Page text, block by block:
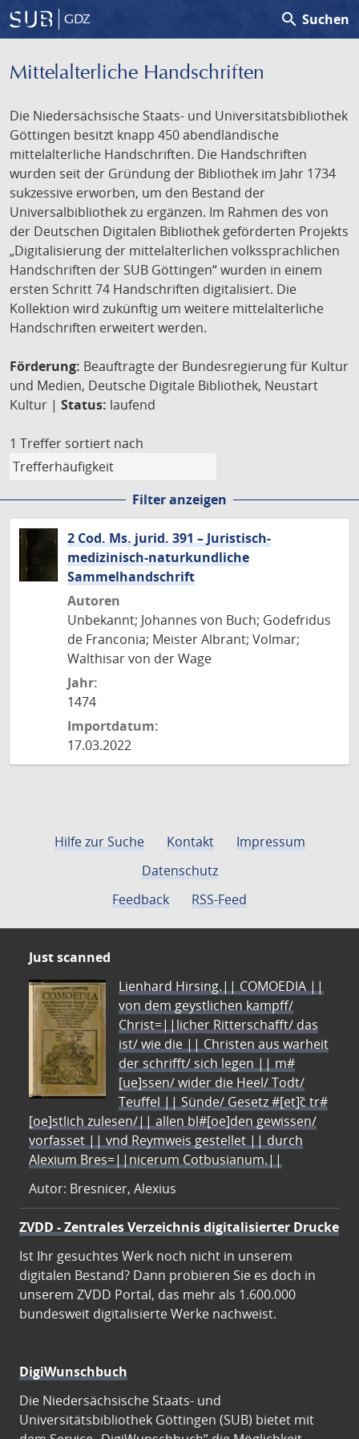
GDZ search Suchen
Mittelalterliche Handschriften
Die Niedersächsische Staats- und Universitätsbibliothek
Göttingen besitzt knapp 450 abendländische
mittelalterliche Handschriften. Die Handschriften
wurden seit der Gründung der Bibliothek im Jahr 1734
sukzessive erworben, um den Bestand der
Universalbibliothek zu ergänzen. Im Rahmen des von
der Deutschen Digitalen Bibliothek geförderten Projekts
„Digitalisierung der mittelalterlichen volkssprachlichen
Handschriften der SUB Göttingen“ wurden in einem
ersten Schritt 74 Handschriften digitalisiert. Die
Kollektion wird zukünftig um weitere mittelalterliche
Handschriften erweitert werden.
Förderung: Beauftragte der Bundesregierung für Kultur
und Medien, Deutsche Digitale Bibliothek, Neustart
Kultur | Status: laufend
1 Treffer sortiert nach
Filter anzeigen
2 Cod. Ms. jurid. 391 – Juristisch-
medizinisch-naturkundliche
Sammelhandschrift
Autoren
Unbekannt; Johannes von Buch; Godefridus
de Franconia; Meister Albrant; Volmar;
Walthisar von der Wage
Jahr:
1474
Importdatum:
17.03.2022
Hilfe zur Suche Kontakt
Impressum
Datenschutz
Feedback
RSS-Feed
Just scanned
Lienhard Hirsing.|| COMOEDIA ||
von dem geystlichen kampff/
Christ=||licher Ritterschafft/ das
ist/ wie die || Christen aus warheit
der schrifft/ sich legen || m#
[ue]ssen/ wider die Heel/ Todt/
Teuffel || Sünde/ Gesetz #[et]c̃ tr#
[oe]stlich zulesen/|| allen bl#[oe]den gewissen/
vorfasset || vnd Reymweis gestellet || durch
Alexium Bres=||nicerum Cotbusianum.||
Autor: Bresnicer, Alexius
ZVDD - Zentrales Verzeichnis digitalisierter Drucke
Ist Ihr gesuchtes Werk noch nicht in unserem
digitalen Bestand? Dann probieren Sie es doch in
unserem ZVDD Portal, das mehr als 1.600.000
bundesweit digitalisierte Werke nachweist.
DigiWunschbuch
Die Niedersächsische Staats- und
Universitätsbibliothek Göttingen (SUB) bietet mit